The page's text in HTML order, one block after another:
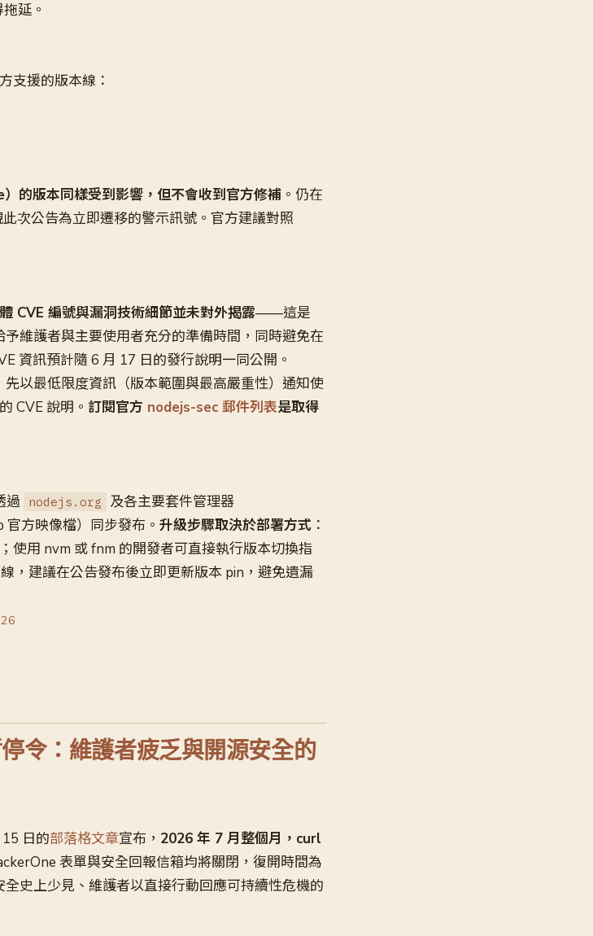
延。
支援的版本線：
的版本同樣受到影響，但不會收到官方修補 。仍在
次公告為立即遷移的警示訊號。官方建議對照
CVE 編號與漏洞技術細節並未對外揭露——這是
維護者與主要使用者充分的準備時間，同時避免在
資訊預計隨 6 月 17 日的發行說明一同公開。
以最低限度資訊（版本範圍與最高嚴重性）通知使
CVE 說明。 訂閱官方 nodejs-sec 郵件列表是取得
過 nodejs.org
及各主要套件管理器
方映像檔）同步發布。 升級步驟取決於部署方式 ：
使用 nvm 或 fnm 的開發者可直接執行版本切換指
，建議在公告發布後立即更新版本 pin，避免遺漏
令：維護者疲乏與開源安全的
日的部落格文章宣布， 2026 年 7 月整個月，curl
表單與安全回報信箱均將關閉，復開時間為
史上少見、維護者以直接行動回應可持續性危機的